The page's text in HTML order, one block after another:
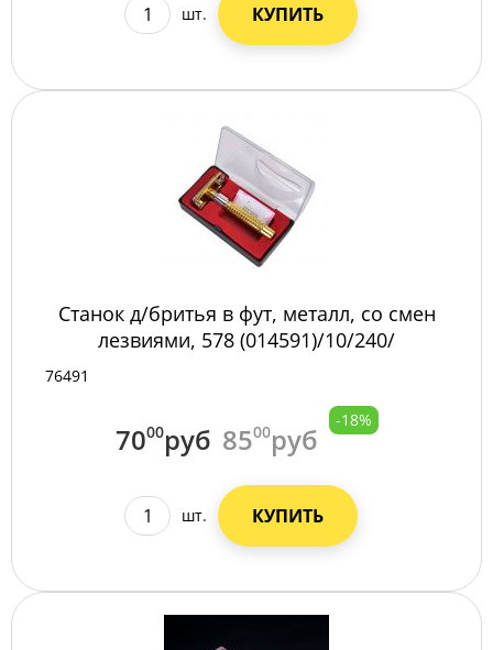
шт. КУПИТЬ
Станок д/бритья в фут, металл, со смен
лезвиями, 578 (014591)/10/240/
76491
7000руб 8500руб
-18%
шт. КУПИТЬ